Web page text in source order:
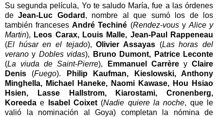
Su segunda película, Yo te saludo María, fue a las órdenes
deJean-Luc Godard , nombre al que sumó los de los
también francesesAndré Techiné (Rendez-vousy Alice y
Martin), Leos Carax, Louis Malle, Jean-Paul Rappeneau
(El húsar en el tejado),Olivier Assayas (Las horas del
verano y Dobles vidas),
Bruno Dumont, Patrice Leconte
(La viuda de Saint-Pierre), Emmanuel CarrèreyClaire
Denis (Fuego).
Philip Kaufman, Kieslowski, Anthony
Minghella, Michael Haneke, Naomi Kawase, Hou Hsiao
Hsien, Lasse Hallstrom, Kiarostami, Cronenberg,
Koreeda e Isabel Coixet (Nadie quiere la noche, que le
valió la nominación al Goya) completan la nómina de